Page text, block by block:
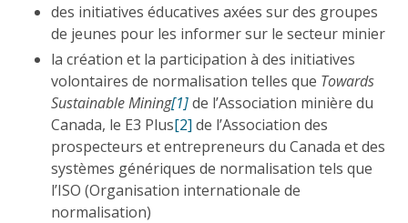
des initiatives éducatives axées sur des groupes
de jeunes pour les informer sur le secteur minier
la création et la participation à des initiatives
volontaires de normalisation telles que Towards
Sustainable Mining[1]de l’Association minière du
Canada, le E3 Plus[2] de l’Association des
prospecteurs et entrepreneurs du Canada et des
systèmes génériques de normalisation tels que
l’ISO (Organisation internationale de
normalisation)